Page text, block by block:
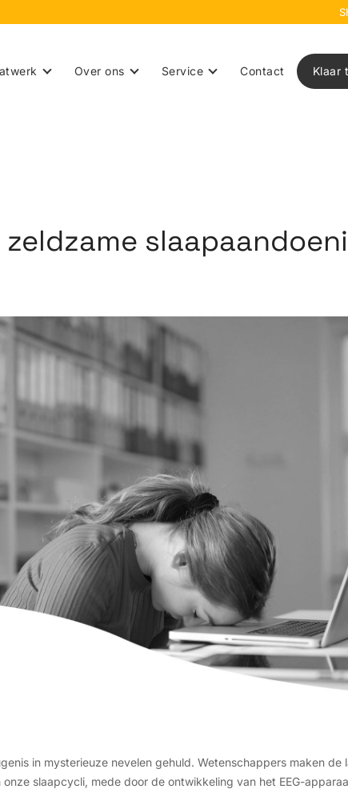
Over ons Service Contact Klaar
zeldzame
in mysterieuze nevelen gehuld. Wetenschappers maken
slaapcycli, mede door de ontwikkeling van het EEG-